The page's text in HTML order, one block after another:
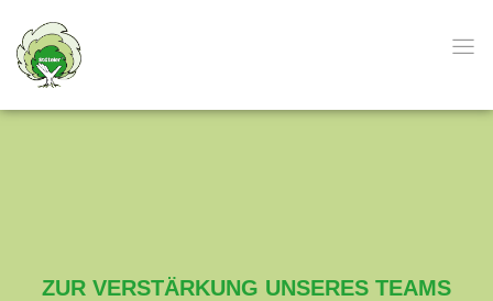
ZUR VERSTÄRKUNG UNSERES TEAMS